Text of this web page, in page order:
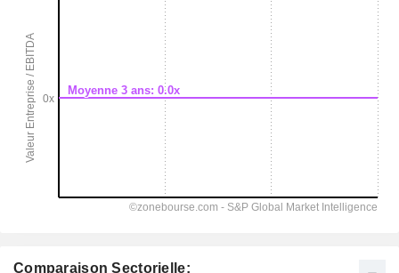
Comparaison Sectorielle: